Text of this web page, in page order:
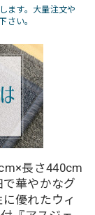
ます。大量注文や
さい。
長さ440cm
華やかなグ
優れたウィ